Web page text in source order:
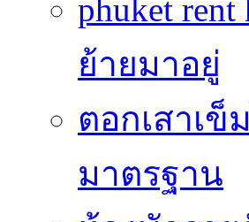
phuket
ย้ายมาอยู่
ตอกเสาเ
มาตรฐาน